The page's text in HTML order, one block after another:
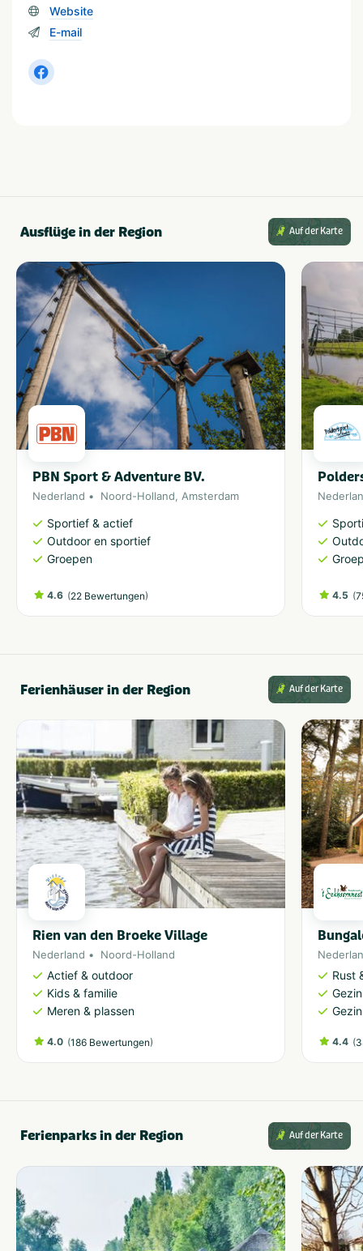
Website
E-mail
Ausflüge in der Region Auf der Karte
PBN Sport & Adventure BV.
Nederland Noord-Holland, Amsterdam
Sportief & actief
Outdoor en sportief
Groepen
4.6 (22 Bewertungen) 4.5 (
Ferienhäuser in der Region Auf der Karte
Rien van den Broeke Village
Nederland Noord-Holland
Actief & outdoor
Kids & familie
Meren & plassen
4.0 (186 Bewertungen)
Rust
4.4 (
Ferienparks in der Region Auf der Karte